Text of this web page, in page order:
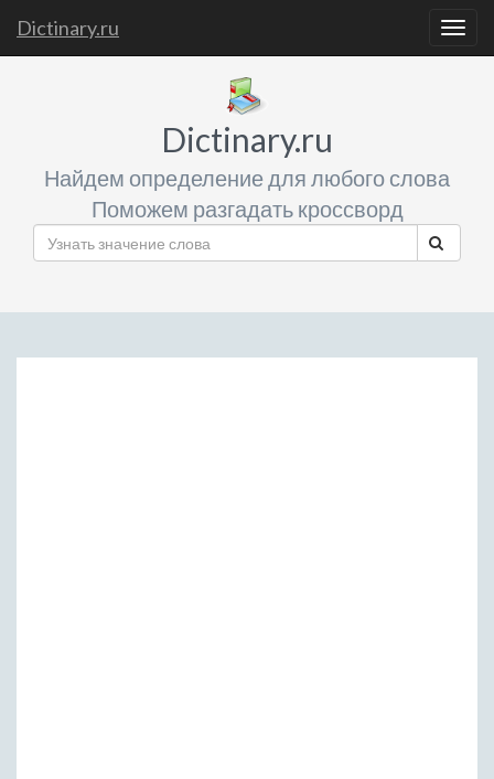
Dictinary.ru
Dictinary.ru
Найдем определение для любого слова
Поможем разгадать кроссворд